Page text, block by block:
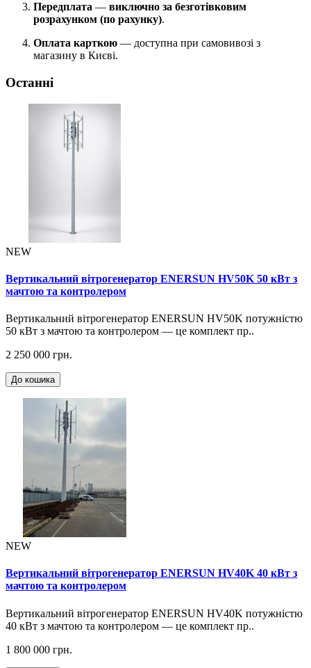
Передплата — виключно за безготівковим
розрахунком (по рахунку).
Оплата карткою — доступна при самовивозі з
магазину в Києві.
Останні
NEW
Вертикальний вітрогенератор ENERSUN HV50K 50 кВт з
мачтою та контролером
Вертикальний вітрогенератор ENERSUN HV50K потужністю
50 кВт з мачтою та контролером — це комплект пр..
2 250 000 грн.
До кошика
NEW
Вертикальний вітрогенератор ENERSUN HV40K 40 кВт з
мачтою та контролером
Вертикальний вітрогенератор ENERSUN HV40K потужністю
40 кВт з мачтою та контролером — це комплект пр..
1 800 000 грн.